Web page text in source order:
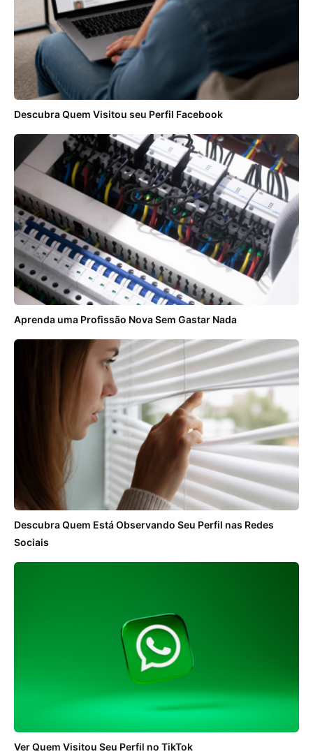
Descubra Quem Visitou seu Perfil Facebook
Aprenda uma Profissão Nova Sem Gastar Nada
Descubra Quem Está Observando Seu Perfil nas Redes
Sociais
Ver Quem Visitou Seu Perfil no TikTok